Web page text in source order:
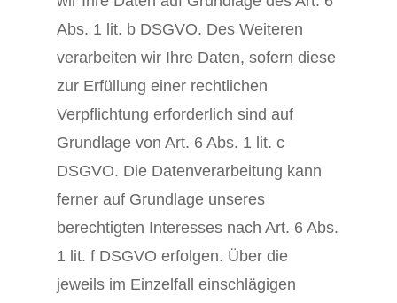
Abs. 1 lit. b DSGVO. Des Weiteren
verarbeiten wir Ihre Daten, sofern diese
zur Erfüllung einer rechtlichen
Verpflichtung erforderlich sind auf
Grundlage von Art. 6 Abs. 1 lit. c
DSGVO. Die Datenverarbeitung kann
ferner auf Grundlage unseres
berechtigten Interesses nach Art. 6 Abs.
1 lit. f DSGVO erfolgen. Über die
jeweils im Einzelfall einschlägigen